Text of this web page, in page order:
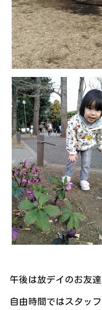
午後は放デイのお友
自由時間ではスタッ